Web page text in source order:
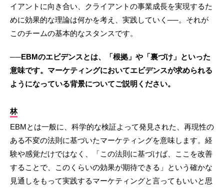
イアントに向き合い、クライアントの事業成長を実現するた
めに効果的な理論は何かを考え、実践していく──。それが
このチームの基本的なスタンスです。
──EBMのエビデンスとは、「根拠」や「裏づけ」といった
意味です。マーケティングにおいてエビデンスが求められる
ようになっている背景についてご説明ください。
林
EBMとは一般に、科学的な検証よって発見された、再現性の
ある不変の法則に基づいたマーケティングを意味します。経
験や感覚だけではなく、「この法則に基づけば、ここを改善
することで、このくらいの効果が期待できる」という確かな
見通しをもって実践するマーケティングと言ってもいいと思